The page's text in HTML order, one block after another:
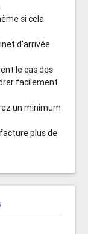
si cela
d'arrivée
le cas des
facilement
un minimum
plus de